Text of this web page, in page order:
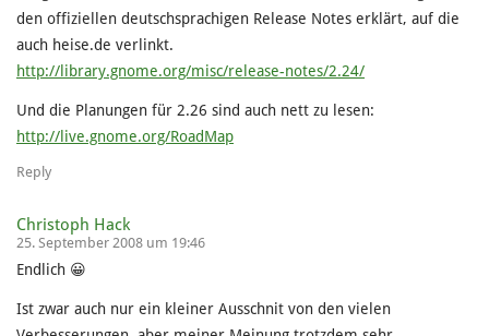
den offiziellen deutschsprachigen Release Notes erklärt, auf die
auch heise.de verlinkt.
http://library.gnome.org/misc/release-notes/2.24/
Und die Planungen für 2.26 sind auch nett zu lesen:
http://live.gnome.org/RoadMap
Reply
Christoph Hack
25. September 2008 um 19:46
Endlich 😀
Ist zwar auch nur ein kleiner Ausschnit von den vielen